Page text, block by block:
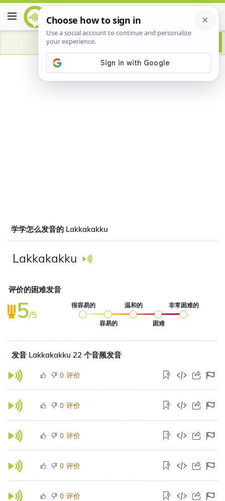
Advertisement
学学怎么发音的 Lakkakakku
Lakkakakku
评价的困难发音
5/5
很容易的
容易的
温和的
困难
非常困难的
发音 Lakkakakku 22 个音频发音
0 评价
0 评价
0 评价
0 评价
0 评价